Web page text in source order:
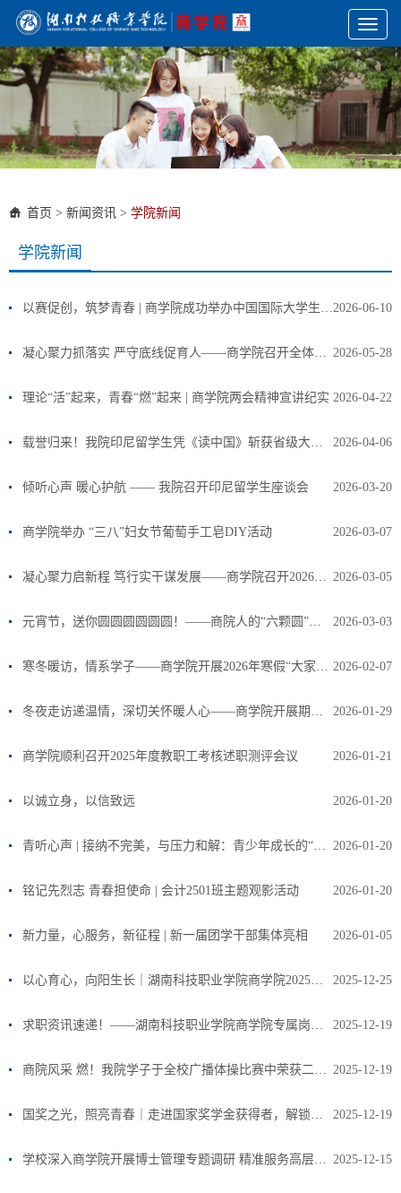
Toggle
首页 > 新闻资讯 > 学院新闻
学院新闻
2026-06-10
以赛促创，筑梦青春 | 商学院成功举办中国国际大学生创新大赛院级选拔赛
2026-05-28
凝心聚力抓落实 严守底线促育人——商学院召开全体教职工大会部署期末重点工作
2026-04-22
理论“活”起来，青春“燃”起来 | 商学院两会精神宣讲纪实
2026-04-06
载誉归来！我院印尼留学生凭《读中国》斩获省级大赛殊荣
2026-03-20
倾听心声 暖心护航 —— 我院召开印尼留学生座谈会
2026-03-07
商学院举办 “三八”妇女节葡萄手工皂DIY活动
2026-03-05
凝心聚力启新程 笃行实干谋发展——商学院召开2026年春季开学教职工大会
2026-03-03
元宵节，送你圆圆圆圆圆圆！——商院人的“六颗圆”，许你一年暖
2026-02-07
寒冬暖访，情系学子——商学院开展2026年寒假“大家访”
2026-01-29
冬夜走访递温情，深切关怀暖人心——商学院开展期末宿舍走访慰问活动
2026-01-21
商学院顺利召开2025年度教职工考核述职测评会议
2026-01-20
以诚立身，以信致远
2026-01-20
青听心声 | 接纳不完美，与压力和解：青少年成长的“红熊猫启示”
2026-01-20
铭记先烈志 青春担使命 | 会计2501班主题观影活动
2026-01-05
新力量，心服务，新征程 | 新一届团学干部集体亮相
2025-12-25
以心育心，向阳生长｜湖南科技职业学院商学院2025年度心理健康工作表彰大会温暖收官
2025-12-19
求职资讯速递！——湖南科技职业学院商学院专属岗位已就位
2025-12-19
商院风采 燃！我院学子于全校广播体操比赛中荣获二等奖！
2025-12-19
国奖之光，照亮青春｜走进国家奖学金获得者，解锁优秀密码
2025-12-15
学校深入商学院开展博士管理专题调研 精准服务高层次人才发展